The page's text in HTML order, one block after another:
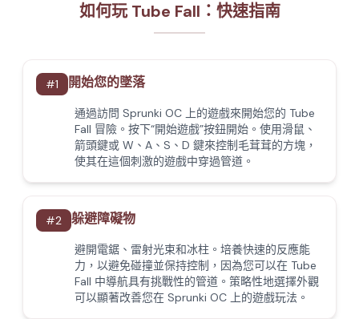
如何玩 Tube Fall：快速指南
#1 開始您的墜落
通過訪問 Sprunki OC 上的遊戲來開始您的 Tube
Fall 冒險。按下“開始遊戲”按鈕開始。使用滑鼠、
箭頭鍵或 W、A、S、D 鍵來控制毛茸茸的方塊，
使其在這個刺激的遊戲中穿過管道。
#2 躲避障礙物
避開電鋸、雷射光束和冰柱。培養快速的反應能
力，以避免碰撞並保持控制，因為您可以在 Tube
Fall 中導航具有挑戰性的管道。策略性地選擇外觀
可以顯著改善您在 Sprunki OC 上的遊戲玩法。